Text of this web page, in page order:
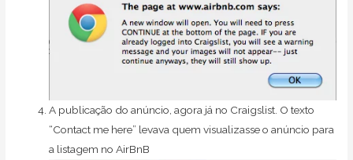
A publicação do anúncio, agora já no Craigslist. O texto
“Contact me here” levava quem visualizasse o anúncio para
a listagem no AirBnB